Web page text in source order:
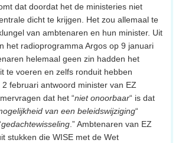
dat doordat het de ministeries niet
dicht te krijgen. Het zou allemaal te
van ambtenaren en hun minister. Uit
het radioprogramma Argos op 9 januari
helemaal geen zin hadden het
te voeren en zelfs ronduit hebben
februari antwoord minister van EZ
dat het “niet onoorbaar“ is dat
van een beleidswijziging“
gedachtewisseling.” Ambtenaren van EZ
stukken die WISE met de Wet